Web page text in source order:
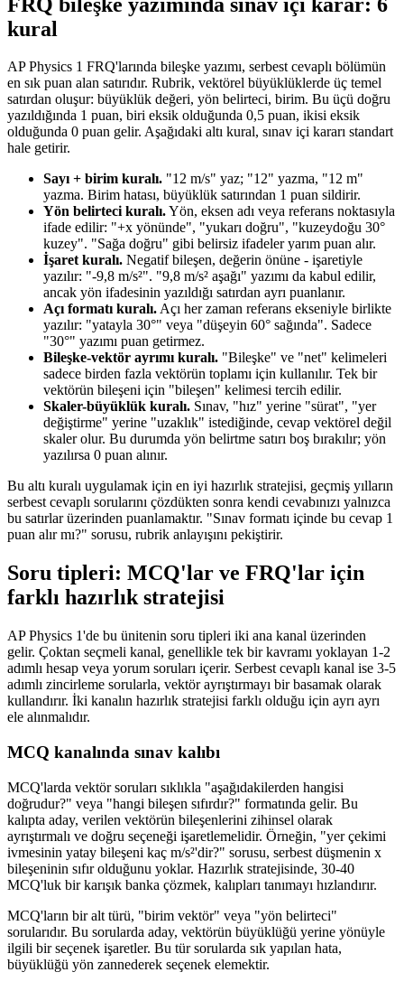
kural
AP Physics 1 FRQ'larında bileşke yazımı, serbest cevaplı bölümün
en sık puan alan satırıdır. Rubrik, vektörel büyüklüklerde üç temel
satırdan oluşur: büyüklük değeri, yön belirteci, birim. Bu üçü doğru
yazıldığında 1 puan, biri eksik olduğunda 0,5 puan, ikisi eksik
olduğunda 0 puan gelir. Aşağıdaki altı kural, sınav içi kararı standart
hale getirir.
Sayı + birim kuralı. "12 m/s" yaz; "12" yazma, "12 m"
yazma. Birim hatası, büyüklük satırından 1 puan sildirir.
Yön belirteci kuralı.Yön, eksen adı veya referans noktasıyla
ifade edilir: "+x yönünde", "yukarı doğru", "kuzeydoğu 30°
kuzey". "Sağa doğru" gibi belirsiz ifadeler yarım puan alır.
İşaret kuralı. Negatif bileşen, değerin önüne - işaretiyle
yazılır: "-9,8 m/s²". "9,8 m/s² aşağı" yazımı da kabul edilir,
ancak yön ifadesinin yazıldığı satırdan ayrı puanlanır.
Açı formatı kuralı.Açı her zaman referans ekseniyle birlikte
yazılır: "yatayla 30°" veya "düşeyin 60° sağında". Sadece
"30°" yazımı puan getirmez.
Bileşke-vektör ayrımı kuralı. "Bileşke" ve "net" kelimeleri
sadece birden fazla vektörün toplamı için kullanılır. Tek bir
vektörün bileşeni için "bileşen" kelimesi tercih edilir.
Skaler-büyüklük kuralı. Sınav, "hız" yerine "sürat", "yer
değiştirme" yerine "uzaklık" istediğinde, cevap vektörel değil
skaler olur. Bu durumda yön belirtme satırı boş bırakılır; yön
yazılırsa 0 puan alınır.
Bu altı kuralı uygulamak için en iyi hazırlık stratejisi, geçmiş yılların
serbest cevaplı sorularını çözdükten sonra kendi cevabınızı yalnızca
bu satırlar üzerinden puanlamaktır. "Sınav formatı içinde bu cevap 1
puan alır mı?" sorusu, rubrik anlayışını pekiştirir.
Soru tipleri: MCQ'lar ve FRQ'lar için
farklı hazırlık stratejisi
AP Physics 1'de bu ünitenin soru tipleri iki ana kanal üzerinden
gelir. Çoktan seçmeli kanal, genellikle tek bir kavramı yoklayan 1-2
adımlı hesap veya yorum soruları içerir. Serbest cevaplı kanal ise 3-5
adımlı zincirleme sorularla, vektör ayrıştırmayı bir basamak olarak
kullandırır. İki kanalın hazırlık stratejisi farklı olduğu için ayrı ayrı
ele alınmalıdır.
MCQ kanalında sınav kalıbı
MCQ'larda vektör soruları sıklıkla "aşağıdakilerden hangisi
doğrudur?" veya "hangi bileşen sıfırdır?" formatında gelir. Bu
kalıpta aday, verilen vektörün bileşenlerini zihinsel olarak
ayrıştırmalı ve doğru seçeneği işaretlemelidir. Örneğin, "yer çekimi
ivmesinin yatay bileşeni kaç m/s²'dir?" sorusu, serbest düşmenin x
bileşeninin sıfır olduğunu yoklar. Hazırlık stratejisinde, 30-40
MCQ'luk bir karışık banka çözmek, kalıpları tanımayı hızlandırır.
MCQ'ların bir alt türü, "birim vektör" veya "yön belirteci"
sorularıdır. Bu sorularda aday, vektörün büyüklüğü yerine yönüyle
ilgili bir seçenek işaretler. Bu tür sorularda sık yapılan hata,
büyüklüğü yön zannederek seçenek elemektir.